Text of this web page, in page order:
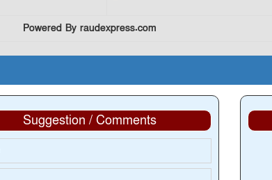
Powered By raudexpress.com
Suggestion / Comments